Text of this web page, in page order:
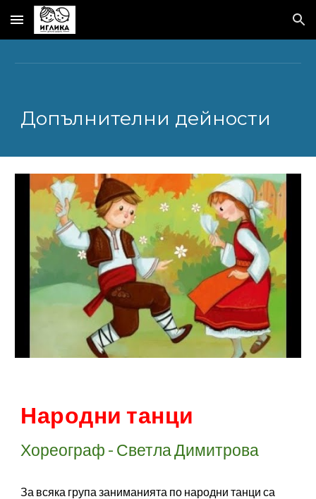
Skip to main content Skip to navigation
Допълнителни дейности
Народни танци
Хореограф - Светла Димитрова
За всяка група заниманията по народни танци са